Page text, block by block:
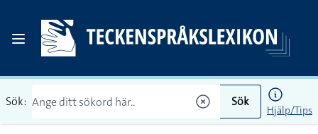
Sök: Sök
Hjälp/Tips